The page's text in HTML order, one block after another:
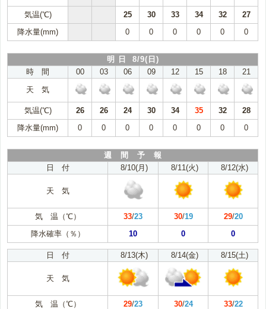
気温(℃) 25 30 33 34 32
27
降水量(mm)
0 0 0 0 0 0
明 日 8/9(日)
時 間
00 03 06 09 12 15 18
21
天 気
気温(℃) 26 26 24 30 34 35 32
28
降水量(mm)
0 0 0 0 0 0 0 0
週 間 予 報
日 付
8/10(月) 8/11(火) 8/12(水)
天 気
気 温（℃） 33/23 30/19 29/20
降水確率（％）
10 0 0
日 付 8/13(木) 8/14(金) 8/15(土)
天 気
気 温（℃） 29/23 30/24 33/22